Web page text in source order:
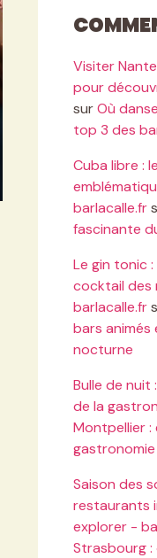
Visiter
pour
surOù
top 3 des
Cuba libre :
barlacalle.fr
fascinante
Le gin tonic
cocktail des
barlacalle.fr
bars
nocturne
Bulle de nuit
de la
Montpellier :
Saison des
restaurants
explorer -
Strasbourg